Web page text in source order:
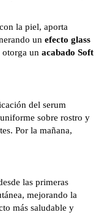
la piel, aporta
un efecto glass
otorga un acabado Soft
del serum
sobre rostro y
Por la mañana,
las primeras
mejorando la
más saludable y